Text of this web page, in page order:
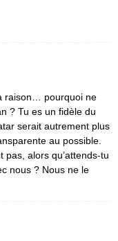
raison… pourquoi ne
? Tu es un fidèle du
serait autrement plus
au possible.
pas, alors qu’attends-tu
nous ? Nous ne le